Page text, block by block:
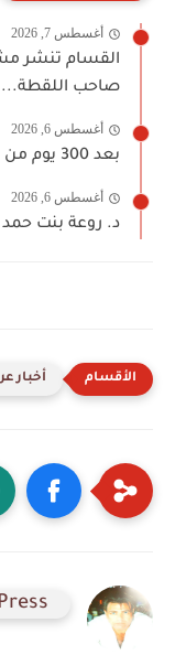
أغسطس 7, 2026
القسام تنشر
صاحب اللقطة...
أغسطس 6, 2026
بعد 300 يوم من اتفاق غزة.. هدنة معلّقة بين واقع...
أغسطس 6, 2026
د. روعة بنت حمد
أخبار